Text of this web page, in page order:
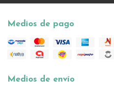
Medios de pago
Medios de envío